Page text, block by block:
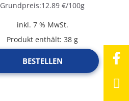
Grundpreis:12.89€/100g
inkl. 7 % MwSt.
Produkt enthält: 38g
BESTELLEN